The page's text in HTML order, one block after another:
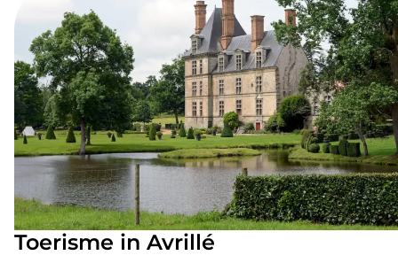
en comfortabele kampeer- en
caravanplaatsen is onze
groepsaccommodatie “Camping Paradis” de
ideale keuze voor gezinnen en stellen die op
zoek zijn naar een voordelige vakantie.
Profiteer van prijzen die tot 40% lager liggen
in het laagseizoen op eencamping in de
buurt van Jard sur mer met een verwarmd
binnenzwembad. Profiteer het hele jaar door
van deuitzonderlijke aanbiedingenop onze
Toerisme in Avrillé